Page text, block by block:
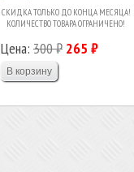
СКИДКА ТОЛЬКО ДО КОНЦА МЕСЯЦА!
КОЛИЧЕСТВО ТОВАРА ОГРАНИЧЕНО!
Цена: 300 ₽ 265 ₽